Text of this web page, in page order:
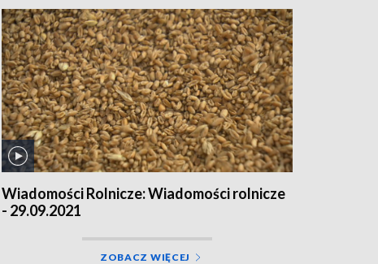
Wiadomości Rolnicze: Wiadomości rolnicze
- 29.09.2021
ZOBACZ WIĘCEJ